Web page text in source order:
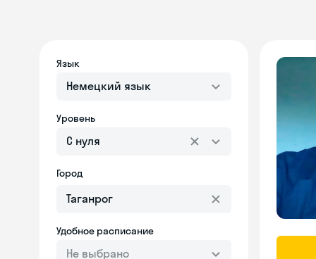
Язык
Немецкий язык
Уровень
С нуля
Город
Удобное расписание
Не выбрано